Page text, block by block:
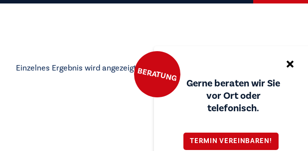
BERATUNG
Gerne beraten wir Sie
vor Ort oder
telefonisch.
TERMIN VEREINBAREN!
Einzelnes Ergebnis wird angezeigt